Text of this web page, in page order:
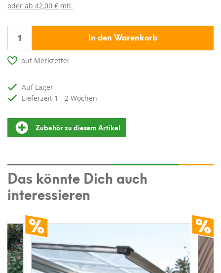
oder ab 42,00 € mtl.
In den Warenkorb
auf Merkzettel
auf Lager
Lieferzeit 1 - 2 Wochen
Zubehör zu diesem Artikel
Das könnte Dich auch
interessieren